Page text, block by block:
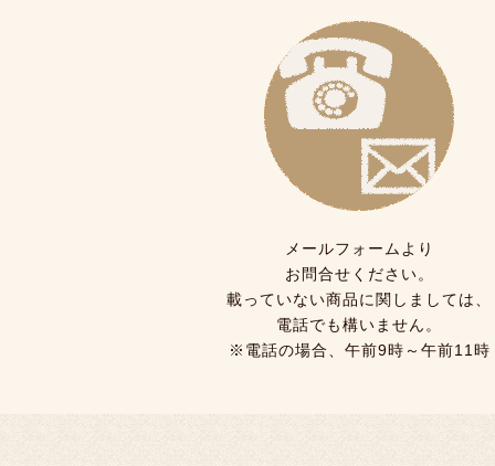
メールフォームより
お問合せください。
載っていない商品に関しましては、
電話でも構いません。
※電話の場合、午前9時～午前11時